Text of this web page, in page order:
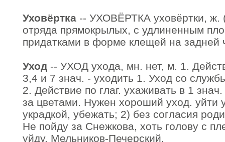
Уховёртка -- УХОВЁРТКА уховёртки, ж.
отряда прямокрылых, с удлиненным
придатками в форме клещей на задней
Уход -- УХОД ухода, мн. нет, м. 1.
3,4 и 7 знач. - уходить 1. Уход со
2. Действие по глаг. ухаживать в 1
за цветами. Нужен хороший уход. уйти
украдкой, убежать; 2) без согласия
Не пойду за Снежкова, хоть голову с
уйду. Мельников-Печерский.